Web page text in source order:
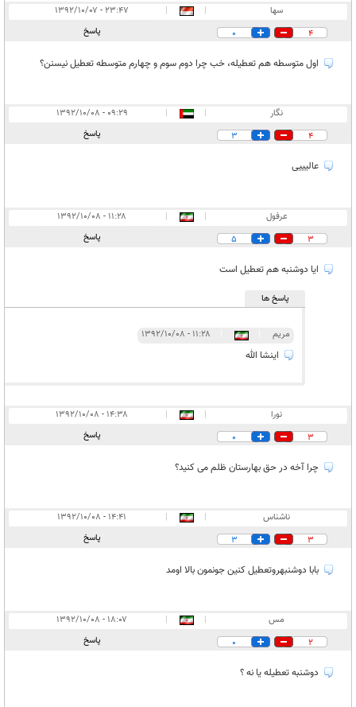
سها |
|
۲۳:۴۷ - ۱۳۹۲/۱۰/۰۷
4
0 پاسخ
اول متوسطه هم تعطیله، خب چرا دوم سوم و چهارم متوسطه تعطیل نیسنن؟
نگار |
|
۰۹:۲۹ - ۱۳۹۲/۱۰/۰۸
4
3 پاسخ
عالیییی
عرفول |
|
۱۱:۲۸ - ۱۳۹۲/۱۰/۰۸
3
5 پاسخ
ایا دوشنبه هم تعطیل است
پاسخ ها
مریم ۱۱:۲۸ - ۱۳۹۲/۱۰/۰۸
اینشا الله
نورا |
|
۱۴:۳۸ - ۱۳۹۲/۱۰/۰۸
3
0 پاسخ
چرا آخه در حق بهارستان ظلم می کنید؟
ناشناس |
|
۱۴:۴۱ - ۱۳۹۲/۱۰/۰۸
3
3 پاسخ
بابا دوشنبهروتعطيل كنين جونمون بالا اومد
مس |
|
۱۸:۰۷ - ۱۳۹۲/۱۰/۰۸
2
0 پاسخ
دوشنبه تعطیله یا نه ؟